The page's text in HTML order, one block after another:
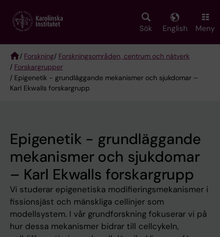
main
Sök English Meny
Breadcrumb
/ Forskning/ Forskningsområden, centrum och nätverk
/ Forskargrupper
/ Epigenetik - grundläggande mekanismer och sjukdomar –
Karl Ekwalls forskargrupp
Epigenetik - grundläggande
mekanismer och sjukdomar
– Karl Ekwalls forskargrupp
Vi studerar epigenetiska modifieringsmekanismer i
fissionsjäst och mänskliga cellinjer som
modellsystem. I vår grundforskning fokuserar vi på
hur dessa mekanismer bidrar till cellcykeln,